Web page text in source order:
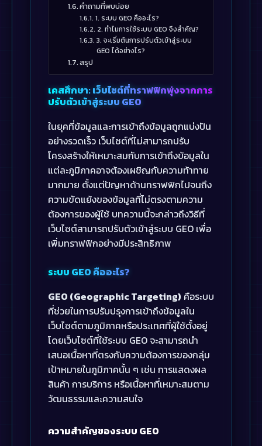
คำถามที่พบบ่อย
1. ระบบ GEO คืออะไร?
2. ทำไมการใช้ระบบ GEO จึงสำคัญ?
3. จะเริ่มต้นการปรับตัวเข้าสู่ระบบ
GEO ได้อย่างไร?
สรุป
เคสศึกษา: เว็บไซต์ที่ทราฟฟิกพุ่งจากการ
ปรับตัวเข้าสู่ระบบ GEO
ในยุคที่ข้อมูลและการเข้าถึงข้อมูลถูกแบ่งปัน
อย่างรวดเร็ว เว็บไซต์ที่ไม่สามารถปรับ
โครงสร้างให้เหมาะสมกับการเข้าถึงข้อมูลใน
แต่ละภูมิภาคอาจต้องเผชิญกับความท้าทาย
มากมาย ตั้งแต่ปัญหาด้านทราฟฟิกไปจนถึง
ความขัดแย้งของข้อมูลที่ไม่ตรงตามความ
ต้องการของผู้ใช้ บทความนี้จะกล่าวถึงวิธีที่
เว็บไซต์สามารถปรับตัวเข้าสู่ระบบ GEO เพื่อ
เพิ่มทราฟฟิกอย่างมีประสิทธิภาพ
ระบบ GEO คืออะไร?
GEO (Geographic Targeting) คือระบบ
ที่ช่วยในการปรับปรุงการเข้าถึงข้อมูลใน
เว็บไซต์ตามภูมิภาคหรือประเทศที่ผู้ใช้ตั้งอยู่
โดยเว็บไซต์ที่ใช้ระบบ GEO จะสามารถนำ
เสนอเนื้อหาที่ตรงกับความต้องการของกลุ่ม
เป้าหมายในภูมิภาคนั้น ๆ เช่น การแสดงผล
สินค้า การบริการ หรือเนื้อหาที่เหมาะสมตาม
วัฒนธรรมและความสนใจ
ความสำคัญของระบบ GEO